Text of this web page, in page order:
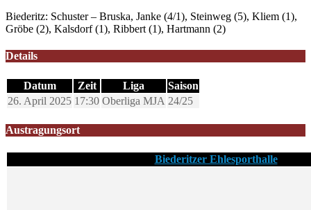
Biederitz: Schuster – Bruska, Janke (4/1), Steinweg (5), Kliem (1),
Gröbe (2), Kalsdorf (1), Ribbert (1), Hartmann (2)
Details
Datum Zeit Liga
Saison
26. April 2025 17:30 Oberliga MJA 24/25
Austragungsort
Biederitzer Ehlesporthalle